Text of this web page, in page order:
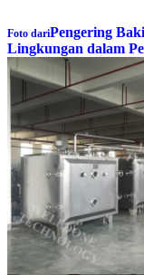
Foto dariPengering
Lingkungan dalam